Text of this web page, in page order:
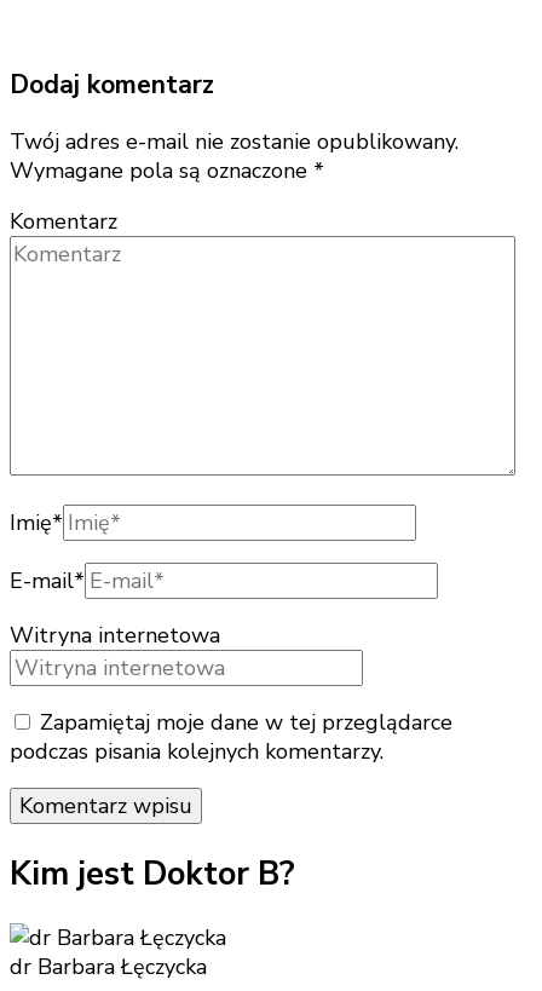
Dodaj komentarz
Twój adres e-mail nie zostanie opublikowany.
Wymagane pola są oznaczone *
Komentarz
Imię*
E-mail*
Witryna internetowa
Zapamiętaj moje dane w tej przeglądarce
podczas pisania kolejnych komentarzy.
Kim jest Doktor B?
dr Barbara Łęczycka